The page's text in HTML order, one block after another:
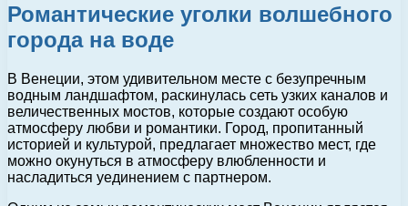
Романтические уголки волшебного
города на воде
В Венеции, этом удивительном месте с безупречным
водным ландшафтом, раскинулась сеть узких каналов и
величественных мостов, которые создают особую
атмосферу любви и романтики. Город, пропитанный
историей и культурой, предлагает множество мест, где
можно окунуться в атмосферу влюбленности и
насладиться уединением с партнером.